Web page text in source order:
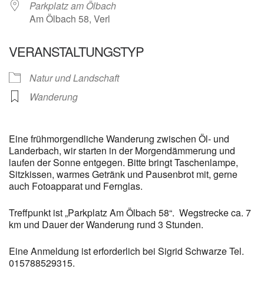
Parkplatz am Ölbach
Am Ölbach 58, Verl
VERANSTALTUNGSTYP
Natur und Landschaft
Wanderung
Eine frühmorgendliche Wanderung zwischen Öl- und
Landerbach, wir starten in der Morgendämmerung und
laufen der Sonne entgegen. Bitte bringt Taschenlampe,
Sitzkissen, warmes Getränk und Pausenbrot mit, gerne
auch Fotoapparat und Fernglas.
Treffpunkt ist „Parkplatz Am Ölbach 58“. Wegstrecke ca. 7
km und Dauer der Wanderung rund 3 Stunden.
Eine Anmeldung ist erforderlich bei Sigrid Schwarze Tel.
015788529315.